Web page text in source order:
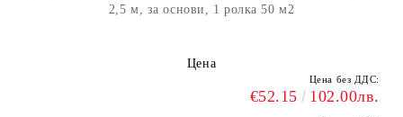
2,5 м, за основи, 1 ролка 50 м2
Цена
Цена без ДДС:
€52.15 102.00лв.